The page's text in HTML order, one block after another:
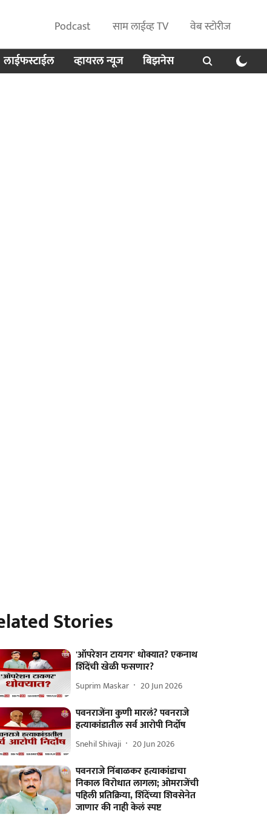
Podcast साम लाईव्ह TV
वेब स्टोरीज
लाईफस्टाईल व्हायरल न्यूज बिझनेस
Stories
'ऑपरेशन टायगर' धोक्यात? एकनाथ
शिंदेंची खेळी फसणार?
Suprim Maskar 20 Jun 2026
पवनराजेंना कुणी मारलं? पवनराजे
हत्याकांडातील सर्व आरोपी निर्दोष
Snehil Shivaji 20 Jun 2026
पवनराजे निंबाळकर हत्याकांडाचा
निकाल विरोधात लागला; ओमराजेंची
पहिली प्रतिक्रिया, शिंदेंच्या शिवसेनेत
जाणार की नाही केलं स्पष्ट